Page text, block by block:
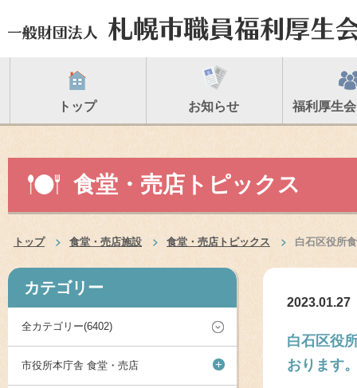
トップ お知らせ 福利厚生
食堂・売店トピックス
トップ 食堂・売店施設 食堂・売店トピックス 白石区役所
カテゴリー
全カテゴリー(6402)
市役所本庁舎 食堂・売店 +
2023.01.27
白石区役
おります